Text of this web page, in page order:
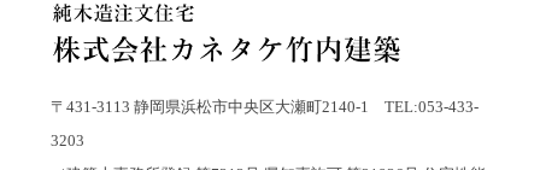
〒431-3113 静岡県浜松市中央区大瀬町2140-1 TEL:053-433-
3203